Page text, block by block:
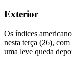
Exterior
Os índices
nesta terça (26),
uma leve queda